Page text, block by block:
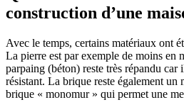
construction d’une
Avec le temps, certains matériaux ont
La pierre est par exemple de moins en
parpaing (béton) reste très répandu car
résistant. La brique reste également un
brique « monomur » qui permet une